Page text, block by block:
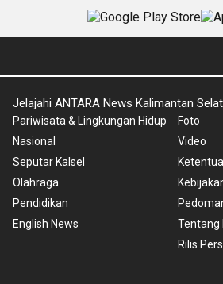
Jelajahi ANTARA News Kalimantan
Pariwisata & Lingkungan Hidup
Nasional
Seputar Kalsel
Olahraga
Pendidikan
English News
Foto
Video
Tentang
Rilis Pers